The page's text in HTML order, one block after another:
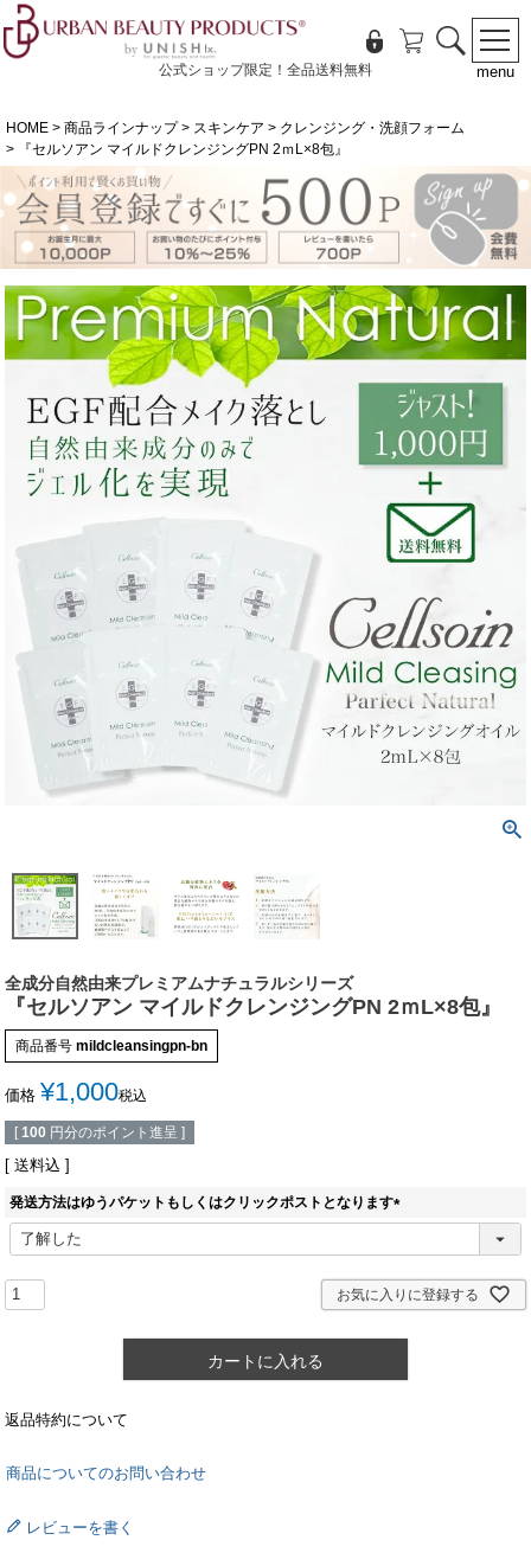
menu
公式ショップ限定！全品送料無料
HOME 商品ラインナップ スキンケア
クレンジング・洗顔フォーム
『セルソアン マイルドクレンジングPN 2ｍL×8包』
全成分自然由来プレミアムナチュラルシリーズ
『セルソアン マイルドクレンジングPN 2ｍL×8包』
商品番号 mildcleansingpn-bn
価格 ¥1,000税込
[ 100 円分のポイント進呈 ]
送料込
発送方法はゆうパケットもしくはクリックポストとなります
(
)
お気に入りに登録する
カートに入れる
返品特約について
商品についてのお問い合わせ
レビューを書く